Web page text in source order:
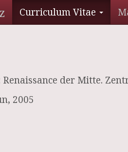
Curriculum Vitae
Renaissance der Mitte.
2005